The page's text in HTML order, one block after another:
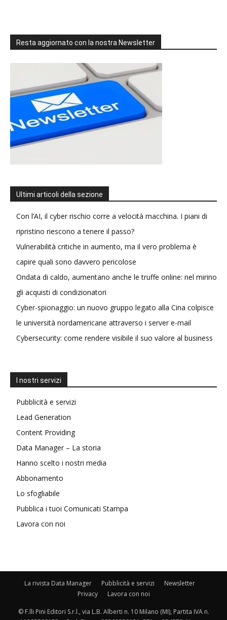
Resta aggiornato con la nostra Newsletter
Ultimi articoli della sezione
Con l’AI, il cyber rischio corre a velocità macchina. I piani di
ripristino riescono a tenere il passo?
Vulnerabilità critiche in aumento, ma il vero problema è
capire quali sono davvero pericolose
Ondata di caldo, aumentano anche le truffe online: nel mirino
gli acquisti di condizionatori
Cyber-spionaggio: un nuovo gruppo legato alla Cina colpisce
le università nordamericane attraverso i server e-mail
Cybersecurity: come rendere visibile il suo valore al business
I nostri servizi
Pubblicità e servizi
Lead Generation
Content Providing
Data Manager – La storia
Hanno scelto i nostri media
Abbonamento
Lo sfogliabile
Pubblica i tuoi Comunicati Stampa
Lavora con noi
La rivista Data Manager Pubblicità e servizi
Newsletter
Privacy
Lavora con noi
© F.lli Pini Editori S.r.l., via L.B. Alberti n. 10 Milano (MI), Partita IVA n.